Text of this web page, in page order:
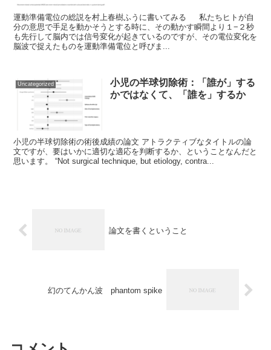
運動準備電位の総説を村上春樹ふうに書いてみる 私たちヒトが自
分の意思で手足を動かそうとする時に、その動かす瞬間より１−２秒
も先行して脳内では信号変化が起きているのですが、その電位変化を
脳波で捉えたものを運動準備電位と呼びま...
Uncategorized
小児の半球切除術：「誰が」する
かではなくて、「誰を」するか
小児の半球切除術の術後成績の論文 アトラクティブなタイトルの論
文ですが、要はいかに適切な適応を判断するか、ということなんだと
思います。 “Not surgical technique, but etiology, contra...
論文を書くということ
幻のてんかん波 phantom spike